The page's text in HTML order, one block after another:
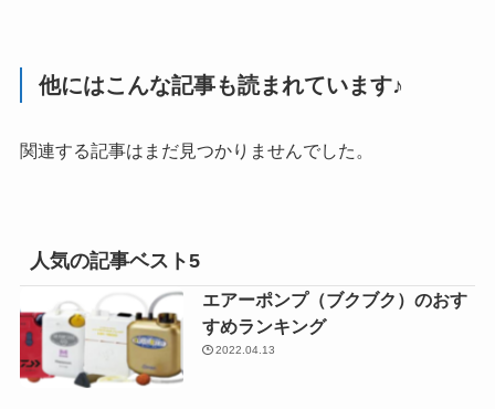
他にはこんな記事も読まれています♪
関連する記事はまだ見つかりませんでした。
人気の記事ベスト5
エアーポンプ（ブクブク）のおす
すめランキング
2022.04.13